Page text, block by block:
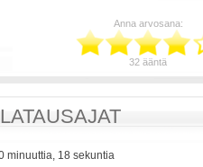
Anna arvosana:
32 ääntä
minuuttia, 18 sekuntia